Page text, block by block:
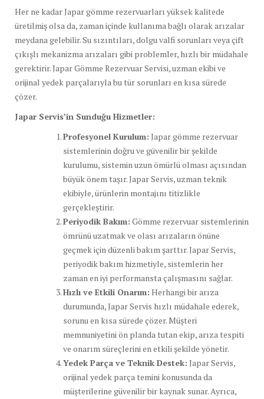
Her ne kadar Japar gömme rezervuarları yüksek kalitede
üretilmiş olsa da, zaman içinde kullanıma bağlı olarak arızalar
meydana gelebilir. Su sızıntıları, dolgu valfi sorunları veya çift
çıkışlı mekanizma arızaları gibi problemler, hızlı bir müdahale
gerektirir. Japar Gömme Rezervuar Servisi, uzman ekibi ve
orijinal yedek parçalarıyla bu tür sorunları en kısa sürede
çözer.
Japar Servis’in Sunduğu Hizmetler:
Profesyonel Kurulum: Japar gömme rezervuar
sistemlerinin doğru ve güvenilir bir şekilde
kurulumu, sistemin uzun ömürlü olması açısından
büyük önem taşır. Japar Servis, uzman teknik
ekibiyle, ürünlerin montajını titizlikle
gerçekleştirir.
Periyodik Bakım: Gömme rezervuar sistemlerinin
ömrünü uzatmak ve olası arızaların önüne
geçmek için düzenli bakım şarttır. Japar Servis,
periyodik bakım hizmetiyle, sistemlerin her
zaman en iyi performansta çalışmasını sağlar.
Hızlı ve Etkili Onarım: Herhangi bir arıza
durumunda, Japar Servis hızlı müdahale ederek,
sorunu en kısa sürede çözer. Müşteri
memnuniyetini ön planda tutan ekip, arıza tespiti
ve onarım süreçlerini en etkili şekilde yönetir.
Yedek Parça ve Teknik Destek: Japar Servis,
orijinal yedek parça temini konusunda da
müşterilerine güvenilir bir kaynak sunar. Ayrıca,